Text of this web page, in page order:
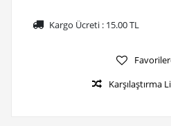
Kargo Ücreti : 15.00TL
Karşılaştırma